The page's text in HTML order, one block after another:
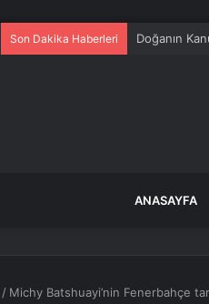
Son Dakika Haberleri Doğanın
ANASAYFA
/ Michy Batshuayi’nin Fenerbahçe